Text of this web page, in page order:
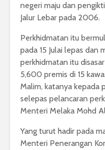
negeri maju dan
Jalur Lebar pada 2006.
Perkhidmatan itu
pada 15 Julai lepas dan
perkhidmatan itu
5,600 premis di 15
Malim, katanya kepada
selepas pelancaran
Menteri Melaka Mohd
Yang turut hadir pada
Menteri Penerangan